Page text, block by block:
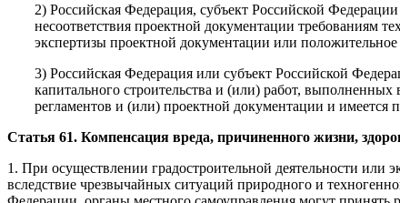
2) Российская Федерация, субъект Российской
несоответствия проектной документации требованиям
экспертизы проектной документации или
3) Российская Федерация или субъект Российской
капитального строительства и (или) работ, выполненных
регламентов и (или) проектной документации и имеется
Статья 61. Компенсация вреда, причиненного жизни,
1. При осуществлении градостроительной деятельности или
вследствие чрезвычайных ситуаций природного и